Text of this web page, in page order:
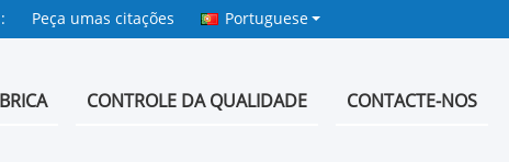
Peça umas citações Portuguese
CONTROLE DA QUALIDADE CONTACTE-NOS